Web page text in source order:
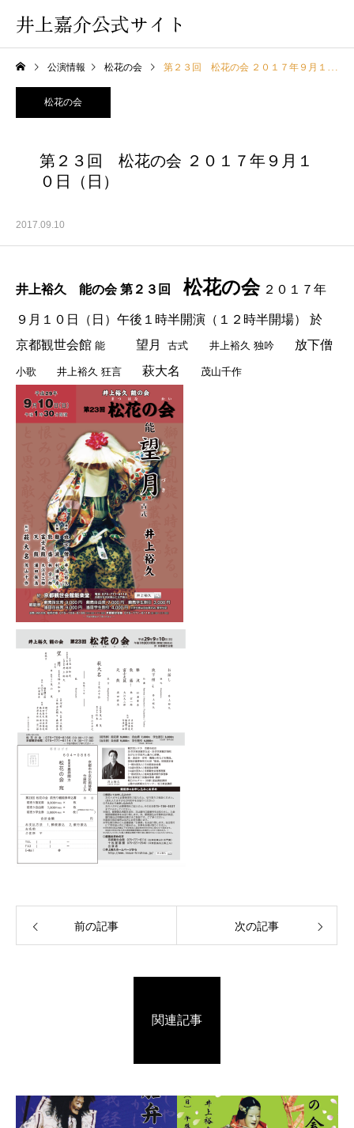
井上嘉介公式サイト
公演情報 松花の会 第２３回 松花の会 ２０１７年９月１０日（日）
松花の会
第２３回 松花の会 ２０１７年９月１
０日（日）
2017.09.10
井上裕久 能の会 第２３回 松花の会 ２０１７年
９月１０日（日）午後１時半開演（１２時半開場）
於
京都観世会館 能 望月 古式 井上裕久 独吟 放下僧
小歌 井上裕久 狂言 萩大名 茂山千作
前の記事 次の記事
関連記事